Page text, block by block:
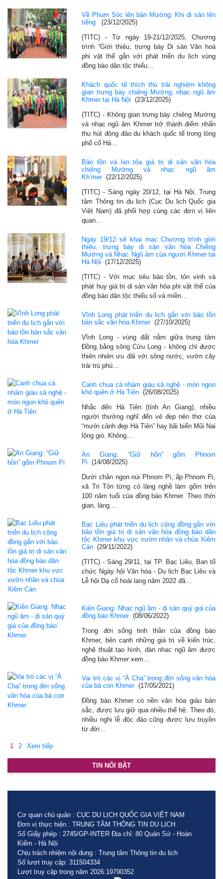
Về Phum Sóc lên bản Mường: Khi di sản lên
tiếng
(23/12/2025)
(TITC) - Từ ngày 19-21/12/2025, Chương
trình “Giới thiệu, trưng bày Di sản Văn hoá
phi vật thể gắn với phát triển du lịch vùng
đồng bào dân tộc thiểu…
Khách quốc tế thích thú trải nghiệm không
gian trưng bày chiêng Mường, nhạc ngũ âm
Khmer tại Hà Nội
(23/12/2025)
(TITC) - Không gian trưng bày chiêng Mường
và nhạc ngũ âm Khmer trở thành điểm nhấn
thu hút đông đảo du khách quốc tế trong lòng
phố cổ Hà…
Bảo tồn và lan tỏa giá trị di sản văn hóa
chiêng Mường và nhạc ngũ âm
Kh’mer (22/12/2025)
(TITC) - Sáng ngày 20/12, tại Hà Nội, Trung
tâm Thông tin du lịch (Cục Du lịch Quốc gia
Việt Nam) đã phối hợp cùng các đơn vị liên
quan…
Ngày 19/12 sẽ khai mạc Chương trình giới
thiệu, trưng bày di sản văn hóa Chiêng
Mường và Nhạc Ngũ âm của người Khmer tại
Hà Nội
(17/12/2025)
(TITC) - Với mục tiêu bảo tồn, tôn vinh và
phát huy giá trị di sản văn hóa phi vật thể của
đồng bào dân tộc thiểu số và miền…
Vĩnh Long phát triển du lịch gắn với bảo tồn
bản sắc văn hóa Khmer (27/10/2025)
Vĩnh Long - vùng đất nằm giữa trung tâm
Đồng bằng sông Cửu Long - không chỉ được
thiên nhiên ưu đãi với sông nước, vườn cây
trái trù phú…
Canh chua cá nhám giàu sả nghệ - món ngon
khó quên ở Hà Tiên (26/08/2025)
Nhắc đến Hà Tiên (tỉnh An Giang), nhiều
người thường nghĩ đến vẻ đẹp nên thơ của
“mười cảnh đẹp Hà Tiên” hay bãi biển Mũi Nai
lộng gió. Không…
An Giang: “Giữ hồn” gốm Phnom
Pi
(14/08/2025)
Dưới chân ngọn núi Phnom Pi, ấp Phnom Pi,
xã Tri Tôn từng có làng nghề làm gốm trên
100 năm tuổi của đồng bào Khmer. Theo thời
gian, làng…
Bạc Liêu phát triển du lịch cộng đồng gắn với
bảo tồn giá trị di sản văn hóa đồng bào dân
tộc Khmer khu vực vườn nhãn và chùa Xiêm
Cán (29/11/2022)
(TITC) - Sáng 29/11, tại TP. Bạc Liêu, Ban tổ
chức Ngày hội Văn hóa - Du lịch Bạc Liêu và
Lễ hội Dạ cổ hoài lang năm 2022 đã…
Kiên Giang: Nhạc ngũ âm - di sản quý giá của
đồng bào Khmer (08/06/2022)
Trong đời sống tinh thần của đồng bào
Khmer, bên cạnh những giá trị về kiến trúc,
nghệ thuật tạo hình, dàn nhạc ngũ âm được
đồng bào Khmer xem…
Vai trò các vị “À Cha” trong đời sống văn hóa
của bà con Khmer (17/05/2021)
Đồng bào Khmer có nền văn hóa giàu bản
sắc, được lưu giữ qua nhiều thế hệ. Theo đó,
nhiều nghi lễ độc đáo cũng được lưu truyền
từ đời…
1 2 Xem tiếp
TIN NỔI BẬT
Cơ quan chủ quản : CỤC DU LỊCH QUỐC GIA VIỆT NAM
Đơn vị thực hiện : TRUNG TÂM THÔNG TIN DU LỊCH
Số Giấy phép : 2745/GP-INTER Địa chỉ: 80 Quán Sứ - Hoàn
Kiếm - Hà Nội
Chịu trách nhiệm nội dung : Trung tâm Thông tin du lịch
Số lượt truy cập: 311504334
Lượt truy cập trong năm 2026:19790352